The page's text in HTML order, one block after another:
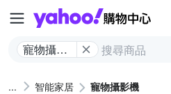
寵物攝影
智能家居 寵物攝影機